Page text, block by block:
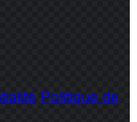
Politique de